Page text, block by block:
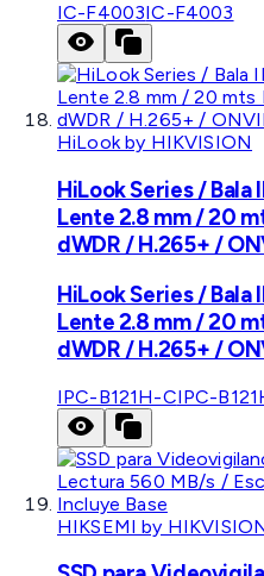
IC-F4003IC-F4003
HiLook by HIKVISION
HiLook Series /
Lente 2.8 mm / 20
dWDR / H.265+ /
HiLook Series /
Lente 2.8 mm / 20
dWDR / H.265+ /
IPC-B121H-CIPC-
HIKSEMI by